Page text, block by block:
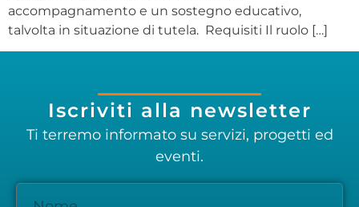
accompagnamento e un sostegno educativo,
talvolta in situazione di tutela. Requisiti Il ruolo […]
Iscriviti alla newsletter
Ti terremo informato su servizi, progetti ed
eventi.